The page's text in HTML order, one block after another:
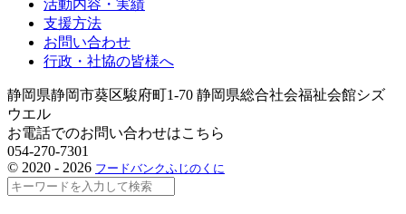
活動内容・実績
支援方法
お問い合わせ
行政・社協の皆様へ
静岡県静岡市葵区駿府町1-70 静岡県総合社会福祉会館シズ
ウエル
お電話でのお問い合わせはこちら
054-270-7301
© 2020 - 2026 フードバンクふじのくに
検